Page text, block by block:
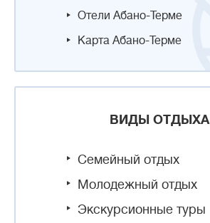
Отели Абано-Терме
Карта Абано-Терме
ВИДЫ ОТДЫХА
Семейный отдых
Молодежный отдых
Экскурсионные туры